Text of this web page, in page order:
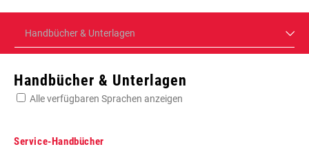
Handbücher & Unterlagen
Handbücher & Unterlagen
Alle verfügbaren Sprachen anzeigen
Service-Handbücher